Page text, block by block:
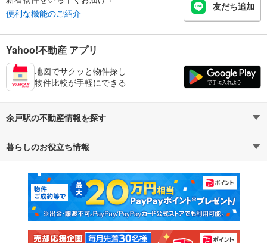
便利な機能のご紹介
友だち追加
Yahoo!不動産 アプリ
地図でサクッと物件探し
物件比較が手軽にできる
余戸駅の不動産情報を探す
不動産・住宅
新築マンション 中古マンション
新築一戸建て 中古一戸建て
暮らしのお役立ち情報
マンションカタログ 教えて！住まいの先生